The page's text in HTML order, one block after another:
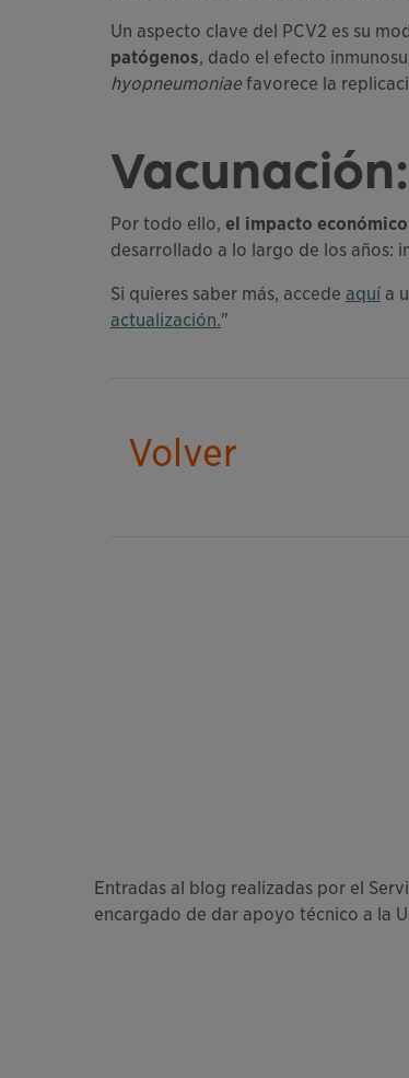
Un aspecto clave del PCV2 es su
patógenos, dado el efecto
hyopneumoniae favorece la
Por todo ello, el impacto
desarrollado a lo largo de los años:
Si quieres saber más, accede aquí a
actualización."
Volver
Entradas al blog realizadas por el
encargado de dar apoyo técnico a la